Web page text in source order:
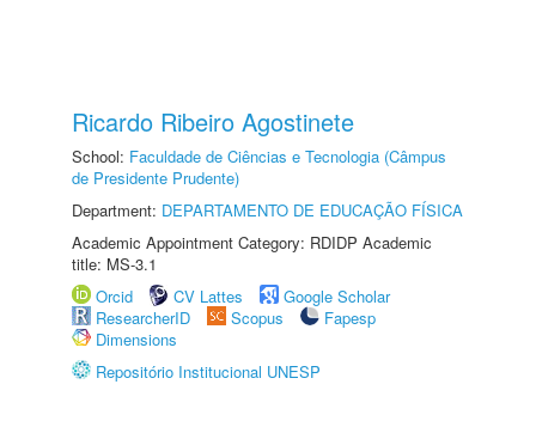
Ricardo Ribeiro Agostinete
School: Faculdade de Ciências e Tecnologia (Câmpus
de Presidente Prudente)
Department: DEPARTAMENTO DE EDUCAÇÃO FÍSICA
Academic Appointment Category: RDIDP Academic
title: MS-3.1
Orcid
CV Lattes
Google Scholar
ResearcherID
Scopus
Fapesp
Dimensions
Repositório Institucional UNESP